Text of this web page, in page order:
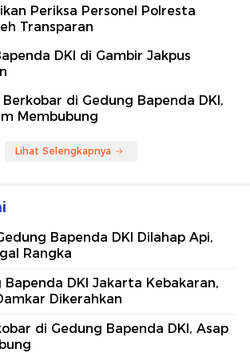
Periksa Personel Polresta
Transparan
DKI di Gambir Jakpus
di Gedung Bapenda DKI,
Membubung
Lihat Selengkapnya
Bapenda DKI Dilahap Api,
Rangka
Bapenda DKI Jakarta Kebakaran,
Dikerahkan
di Gedung Bapenda DKI, Asap